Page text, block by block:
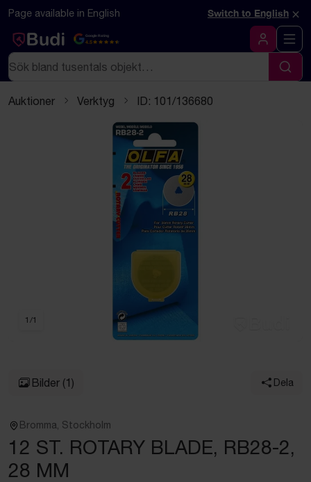
Hoppa till innehåll
Textbaserad (markdown) version av denna sida
Page available in English Switch to English ×
Google Rating
4.5
Logga in
Sök
Sök
Auktioner Verktyg ID: 101/136680
1 /1
Bilder (1) Dela
Bromma, Stockholm
12 ST. ROTARY BLADE, RB28-2,
28 MM